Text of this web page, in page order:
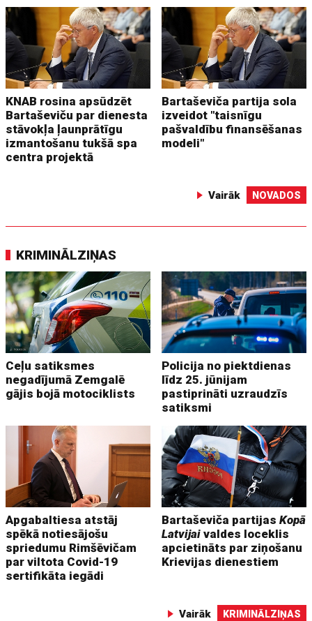
KNAB rosina apsūdzēt
Bartaševiču par dienesta
stāvokļa ļaunprātīgu
izmantošanu tukšā spa
centra projektā
Bartaševiča partija sola
izveidot "taisnīgu
pašvaldību finansēšanas
modeli"
Vairāk NOVADOS
KRIMINĀLZIŅAS
Ceļu satiksmes
negadījumā Zemgalē
gājis bojā motociklists
Policija no piektdienas
līdz 25. jūnijam
pastiprināti uzraudzīs
satiksmi
Apgabaltiesa atstāj
spēkā notiesājošu
spriedumu Rimšēvičam
par viltota Covid-19
sertifikāta iegādi
Bartaševiča partijasKopā
Latvijai valdes loceklis
apcietināts par ziņošanu
Krievijas dienestiem
Vairāk KRIMINĀLZIŅAS